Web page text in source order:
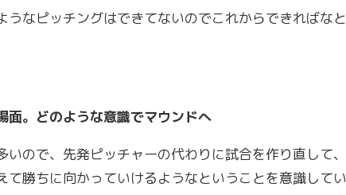
なピッチングはできてないのでこれからできればなと
。どのような意識でマウンドへ
ので、先発ピッチャーの代わりに試合を作り直して、
勝ちに向かっていけるようなということを意識してい